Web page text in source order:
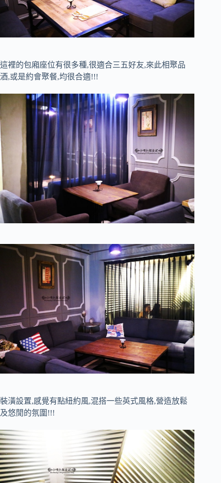
這裡的包廂座位有很多種,很適合三五好友,來此相聚品
酒,或是約會聚餐,均很合適!!!
裝潢設置,感覺有點紐約風,混搭一些英式風格,營造放鬆
及悠閒的氛圍!!!